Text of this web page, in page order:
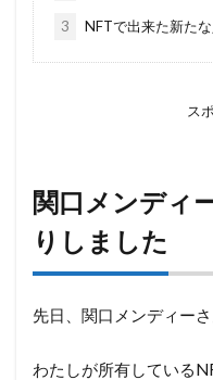
3 NFTで出来た新た
ス
関口メンディ
りしました
先日、関口メンディー
わたしが所有している